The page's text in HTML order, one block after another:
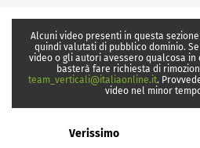
Alcuni video presenti in questa
quindi valutati di pubblico dominio.
video o gli autori avessero qualcosa
basterà fare richiesta di
team_verticali@italiaonline.it.
video nel minor
Verissimo